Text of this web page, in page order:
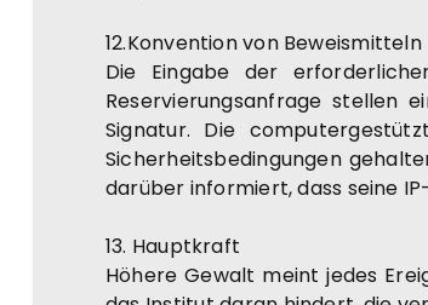
12.Konvention von Beweismitteln
Die Eingabe der
Reservierungsanfrage stellen
Signatur. Die
Sicherheitsbedingungen
darüber informiert, dass seine
13. Hauptkraft
Höhere Gewalt meint jedes